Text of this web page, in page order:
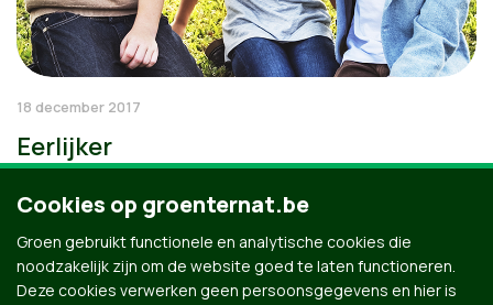
18 december 2017
Eerlijker
Cookies op groenternat.be
Groen gebruikt functionele en analytische cookies die
noodzakelijk zijn om de website goed te laten functioneren.
Deze cookies verwerken geen persoonsgegevens en hier is